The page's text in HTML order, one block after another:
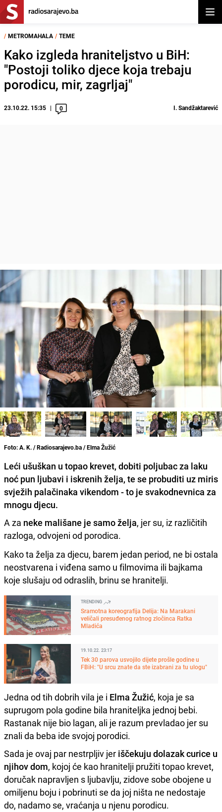
/ METROMAHALA / TEME
Kako izgleda hraniteljstvo u BiH:
"Postoji toliko djece koja trebaju
porodicu, mir, zagrljaj"
23.10.22. 15:35 0 I. Sandžaktarević
Foto: A. K. / Radiosarajevo.ba / Elma Žužić
Leći ušuškan u topao krevet, dobiti poljubac za laku
noć pun ljubavi i iskrenih želja, te se probuditi uz miris
svježih palačinaka vikendom - to je svakodnevnica za
mnogu djecu.
A za neke mališane je samo želja, jer su, iz različitih
razloga, odvojeni od porodica.
Kako ta želja za djecu, barem jedan period, ne bi ostala
neostvarena i viđena samo u filmovima ili bajkama
koje slušaju od odraslih, brinu se hranitelji.
TRENDING
Sramotna koreografija Delija: Na Marakani
veličali presuđenog ratnog zločinca Ratka
Mladića
19.10.22. 23:17
Tek 30 parova usvojilo dijete prošle godine u
FBiH: "U srcu znate da ste izabrani za tu ulogu"
Jedna od tih dobrih vila je i Elma Žužić, koja je sa
suprugom pola godine bila hraniteljka jednoj bebi.
Rastanak nije bio lagan, ali je razum prevladao jer su
znali da beba ide svojoj porodici.
Sada je ovaj par nestrpljiv jer iščekuju dolazak curice u
njihov dom, kojoj će kao hranitelji pružiti topao krevet,
doručak napravljen s ljubavlju, zidove sobe obojene u
omiljenu boju i pobrinuti se da joj ništa ne nedostaje
do, nadamo se, vraćanja u njenu porodicu.